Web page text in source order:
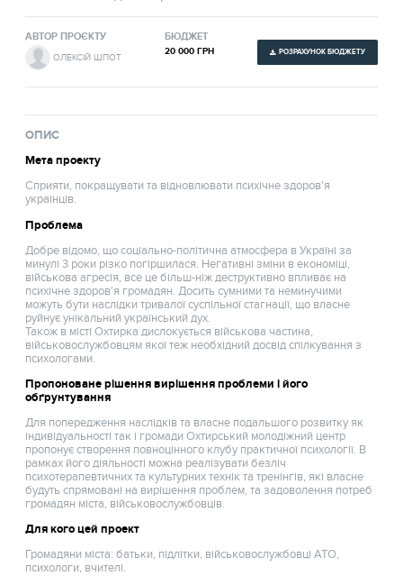
АВТОР ПРОЄКТУ
ОЛЕКСІЙ ШПОТ
БЮДЖЕТ
20 000 ГРН РОЗРАХУНОК БЮДЖЕТУ
ОПИС
Мета проекту
Сприяти, покращувати та відновлювати психічне здоров'я
українців.
Проблема
Добре відомо, що соціально-політична атмосфера в Україні за
минулі 3 роки різко погіршилася. Негативні зміни в економіці,
військова агресія, все це більш-ніж деструктивно впливає на
психічне здоров'я громадян. Досить сумними та неминучими
можуть бути наслідки тривалої суспільної стагнації, що власне
руйнує унікальний український дух.
Також в місті Охтирка дислокується військова частина,
військовослужбовцям якої теж необхідний досвід спілкування з
психологами.
Пропоноване рішення вирішення проблеми і його
обґрунтування
Для попередження наслідків та власне подальшого розвитку як
індивідуальності так і громади Охтирський молодіжний центр
пропонує створення повноцінного клубу практичної психології. В
рамках його діяльності можна реалізувати безліч
психотерапевтичних та культурних технік та тренінгів, які власне
будуть спрямовані на вирішення проблем, та задоволення потреб
громадян міста, військовослужбовців.
Для кого цей проект
Громадяни міста: батьки, підлітки, військовослужбовці АТО,
психологи, вчителі.